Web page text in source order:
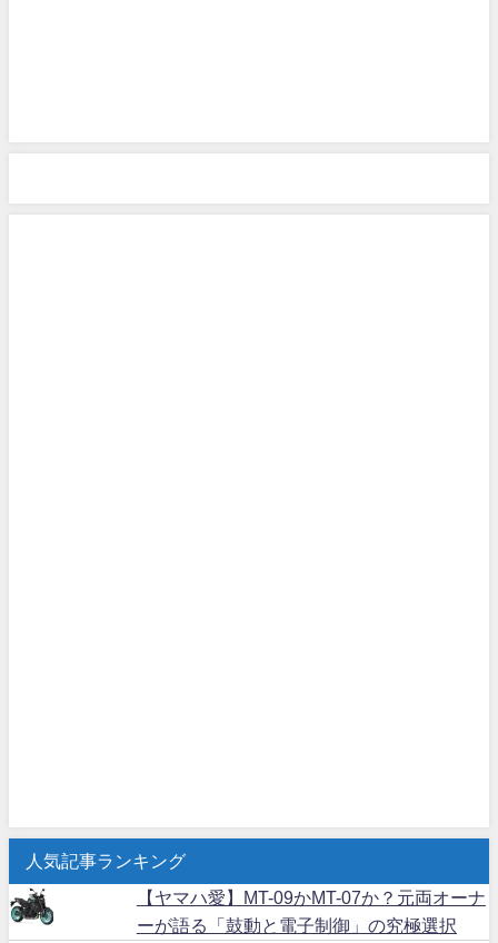
人気記事ランキング
【ヤマハ愛】MT-09かMT-07か？元両オーナ
ーが語る「鼓動と電子制御」の究極選択